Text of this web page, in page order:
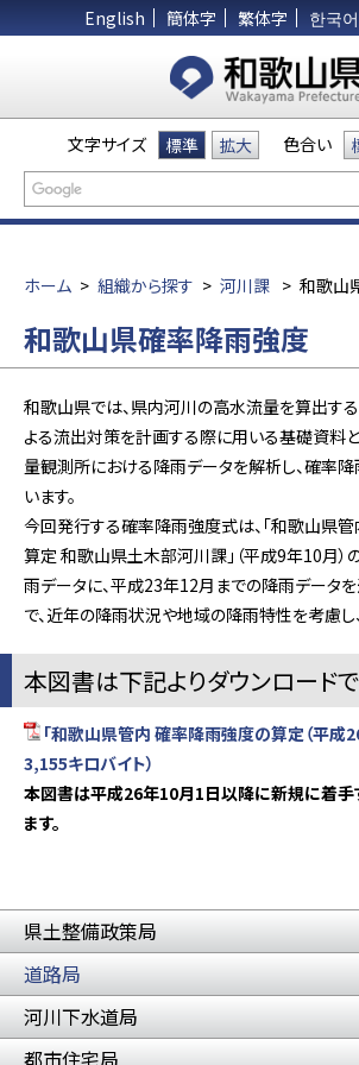
English 簡体字 繁体字 한국어
文字サイズ 標準 拡大 色合い
ホーム > 組織から探す > 河川課 > 和歌山
和歌山県確率降雨強度
和歌山県では、県内河川の高水流量を算出す
よる流出対策を計画する際に用いる基礎資料
量観測所における降雨データを解析し、確率
います。
今回発行する確率降雨強度式は、「和歌山県
算定 和歌山県土木部河川課」（平成9年10月）
雨データに、平成23年12月までの降雨データを
で、近年の降雨状況や地域の降雨特性を考慮し
本図書は下記よりダウンロードで
「和歌山県管内 確率降雨強度の算定（平成
3,155キロバイト）
本図書は平成26年10月1日以降に新規に着手
ます。
県土整備政策局
道路局
河川下水道局
都市住宅局